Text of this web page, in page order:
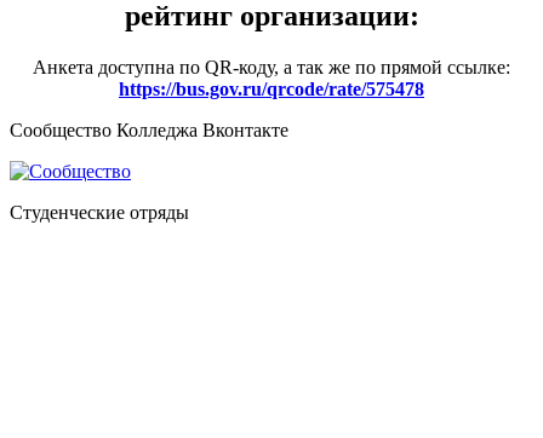
рейтинг организации:
Анкета доступна по QR-коду, а так же по прямой ссылке:
https://bus.gov.ru/qrcode/rate/575478
Сообщество Колледжа Вконтакте
Студенческие отряды